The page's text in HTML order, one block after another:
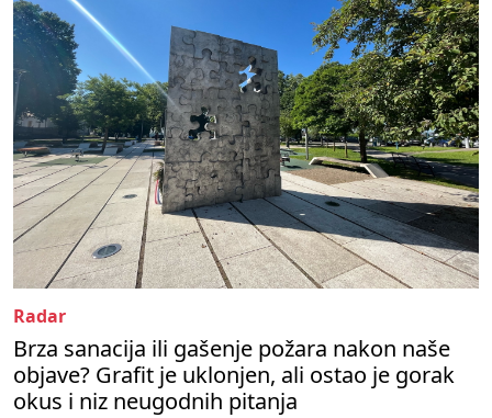
Radar
Brza sanacija ili gašenje požara nakon naše
objave? Grafit je uklonjen, ali ostao je gorak
okus i niz neugodnih pitanja